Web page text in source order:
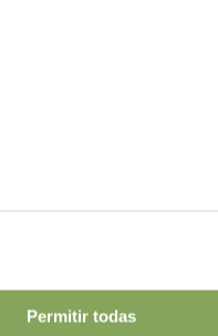
Permitir todas
work